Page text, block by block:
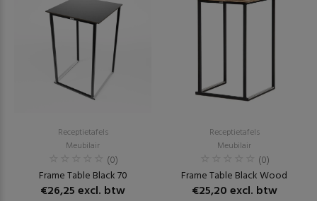
Receptietafels
Meubilair
(0)
Frame Table Black 70
€26,25 excl. btw
Receptietafels
Meubilair
(0)
Frame Table Black Wood
€25,20 excl. btw